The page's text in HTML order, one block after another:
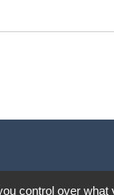
control over what